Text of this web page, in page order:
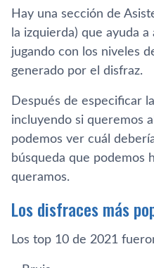
Hay una sección de
la izquierda) que ayuda
jugando con los niveles
generado por el disfraz.
Después de especificar
incluyendo si queremos
podemos ver cuál
búsqueda que podemos
queramos.
Los disfraces más
Los top 10 de 2021